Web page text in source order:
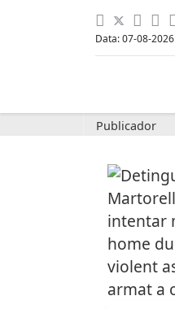
Data: 07-08-2026
Publicador